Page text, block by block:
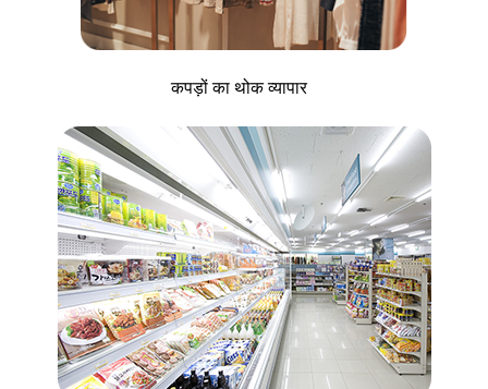
कपड़ों का थोक व्यापार